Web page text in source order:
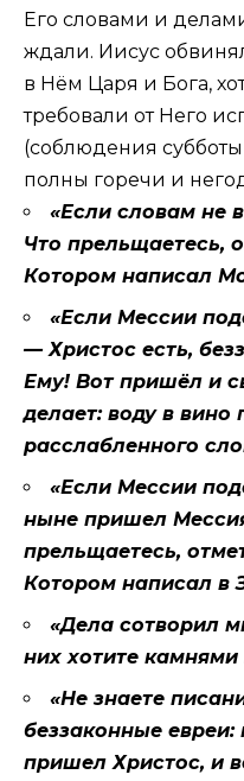
Его словами и
ждали. Иисус
в Нём Царя и Бога,
требовали от Него
(соблюдения
полны горечи и
«Если словам не
Что прельщаетесь,
Котором написал
«Если Мессии
— Христос есть,
Ему! Вот пришёл и
делает: воду в вино
расслабленного
«Если Мессии
ныне пришел
прельщаетесь,
Котором написал в
«Дела сотворил
них хотите
«Не знаете
беззаконные евреи:
пришел Христос, и